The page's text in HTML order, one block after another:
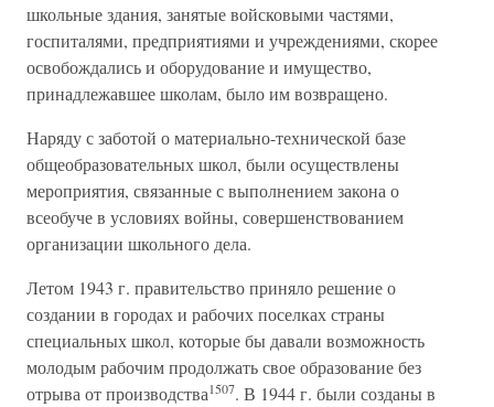
школьные здания, занятые войсковыми частями,
госпиталями, предприятиями и учреждениями, скорее
освобождались и оборудование и имущество,
принадлежавшее школам, было им возвращено.
Наряду с заботой о материально-технической базе
общеобразовательных школ, были осуществлены
мероприятия, связанные с выполнением закона о
всеобуче в условиях войны, совершенствованием
организации школьного дела.
Летом 1943 г. правительство приняло решение о
создании в городах и рабочих поселках страны
специальных школ, которые бы давали возможность
молодым рабочим продолжать свое образование без
отрыва от производства1507. В 1944 г. были созданы в